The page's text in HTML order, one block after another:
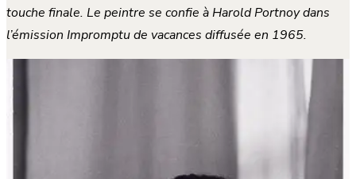
touche finale. Le peintre se confie à Harold Portnoy dans
l’émission Impromptu de vacances diffusée en 1965.